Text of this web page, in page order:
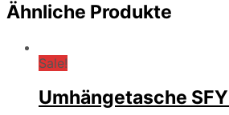
Ähnliche Produkte
Sale!
Umhängetasche